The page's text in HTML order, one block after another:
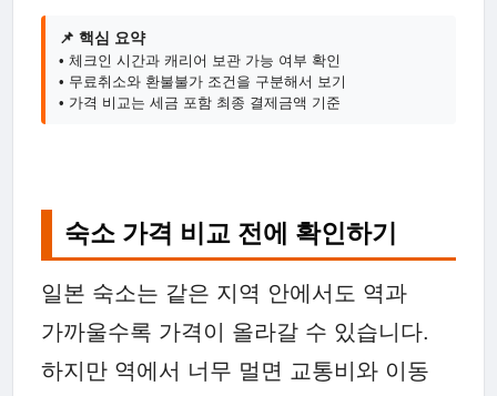
📌 핵심 요약
• 체크인 시간과 캐리어 보관 가능 여부 확인
• 무료취소와 환불불가 조건을 구분해서 보기
• 가격 비교는 세금 포함 최종 결제금액 기준
숙소 가격 비교 전에 확인하기
일본 숙소는 같은 지역 안에서도 역과
가까울수록 가격이 올라갈 수 있습니다.
하지만 역에서 너무 멀면 교통비와 이동